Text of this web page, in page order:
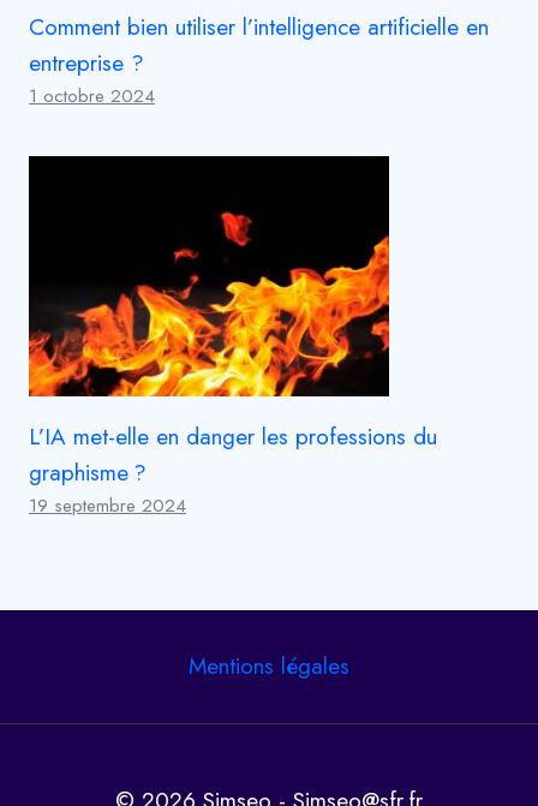
Comment bien utiliser l’intelligence artificielle en
entreprise ?
1 octobre 2024
L’IA met-elle en danger les professions du
graphisme ?
19 septembre 2024
Mentions légales